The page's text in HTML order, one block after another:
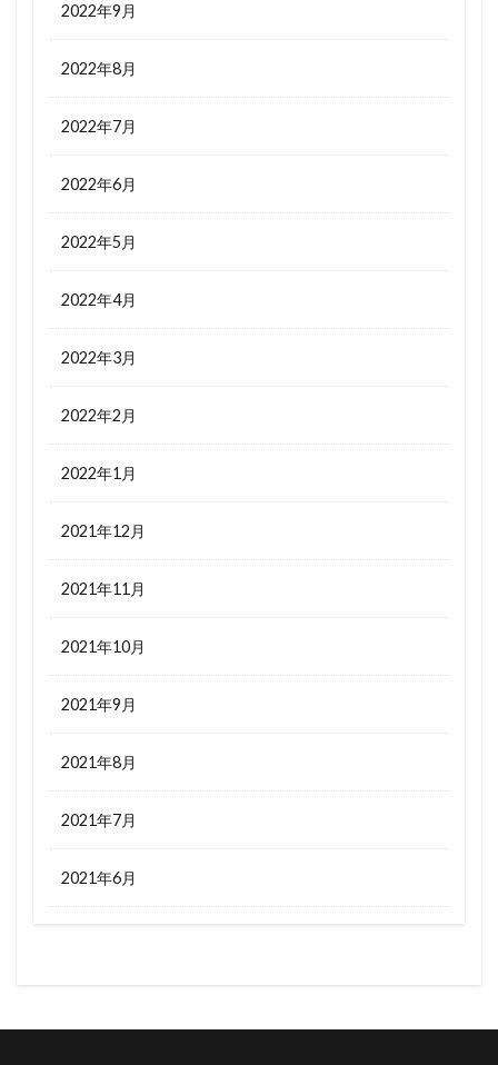
2022年9月
2022年8月
2022年7月
2022年6月
2022年5月
2022年4月
2022年3月
2022年2月
2022年1月
2021年12月
2021年11月
2021年10月
2021年9月
2021年8月
2021年7月
2021年6月